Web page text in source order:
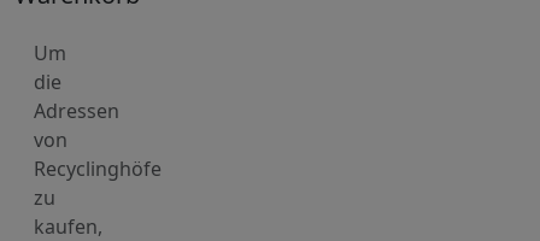
Um
die
Adressen
von
Recyclinghöfe
zu
kaufen,